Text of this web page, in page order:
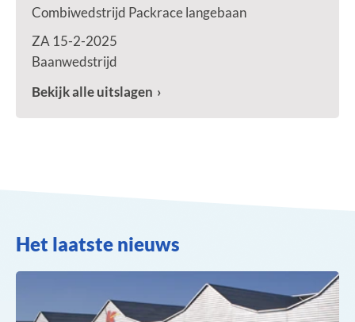
Combiwedstrijd Packrace langebaan
ZA 15-2-2025
Baanwedstrijd
Bekijk alle uitslagen
Het laatste nieuws